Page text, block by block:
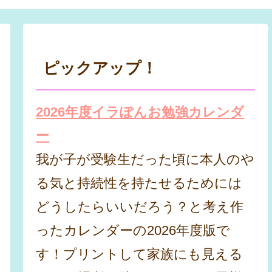
ピックアップ！
2026年度イラぽんお勉強カレンダ
ー
我が子が受験生だった頃に本人のや
る気と持続性を持たせるためには
どうしたらいいだろう？と考え作
ったカレンダーの2026年度版で
す！プリントして家族にも見える